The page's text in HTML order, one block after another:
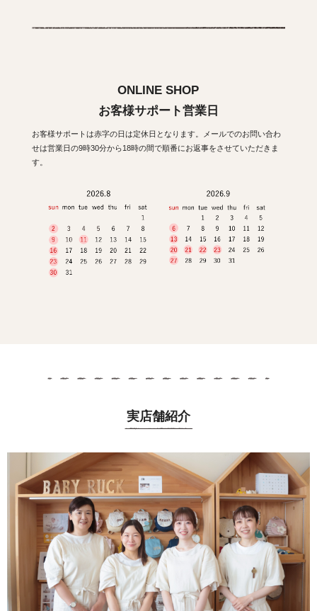
ONLINE SHOP
お客様サポート営業日
お客様サポートは赤字の日は定休日となります。メールでのお問い合わ
せは営業日の9時30分から18時の間で順番にお返事をさせていただきま
す。
実店舗紹介